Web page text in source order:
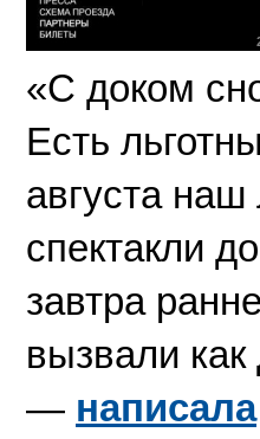
«С доком
Есть
августа
спектакли
завтра
вызвали как
— написала